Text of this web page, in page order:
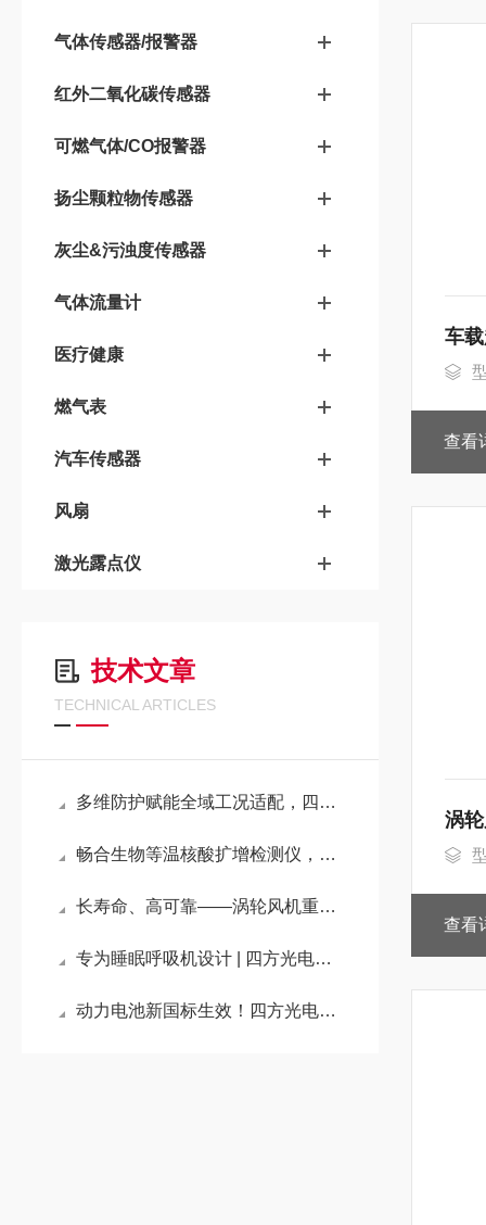
气体传感器/报警器
红外二氧化碳传感器
可燃气体/CO报警器
扬尘颗粒物传感器
灰尘&污浊度传感器
气体流量计
医疗健康
燃气表
汽车传感器
风扇
激光露点仪
技术文章
TECHNICAL ARTICLES
多维防护赋能全域工况适配，四方风信储能风机筑造热管理安全壁垒
畅合生物等温核酸扩增检测仪，让动物疫病检测进入“现场极速时代”
长寿命、高可靠——涡轮风机重塑粒子计数器的稳定性标准
专为睡眠呼吸机设计 | 四方光电涡轮风机7050全新上市
动力电池新国标生效！四方光电多气体传感器，构建动力PACK早期安全监测体系
车
查看
涡
查看